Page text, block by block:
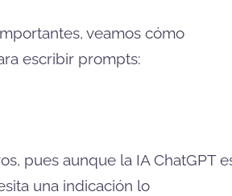
veamos cómo
escribir prompts:
pues aunque la IA ChatGPT
una indicación lo